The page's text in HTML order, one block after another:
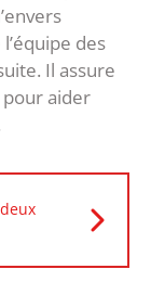
des
Il assure
pour aider